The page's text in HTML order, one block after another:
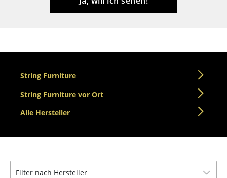
Bürodrehstühle
Konferenzstühle
... alle Sitzmöbel
String Furniture
String Furniture vor Ort
Alle Hersteller
Filter nach Hersteller